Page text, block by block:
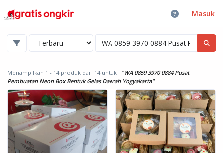
Masuk
Menampilkan 1 - 14 produk dari 14 untuk : "WA 0859 3970 0884 Pusat
Pembuatan Neon Box Bentuk Gelas Daerah Yogyakarta"